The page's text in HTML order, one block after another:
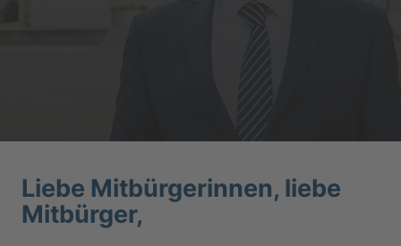
Liebe Mitbürgerinnen, liebe
Mitbürger,